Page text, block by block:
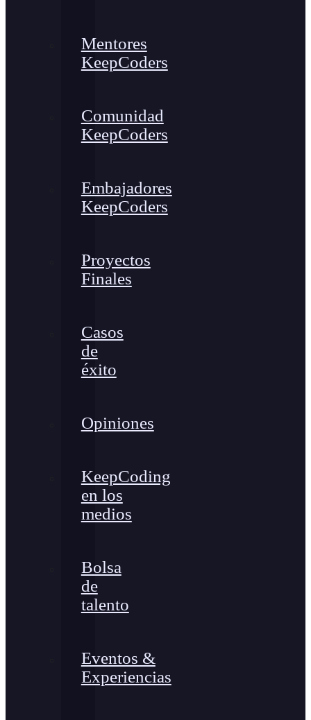
Mentores
KeepCoders
Comunidad
KeepCoders
Embajadores
KeepCoders
Proyectos
Finales
Casos
de
éxito
Opiniones
KeepCoding
en los
medios
Bolsa
de
talento
Eventos &
Experiencias